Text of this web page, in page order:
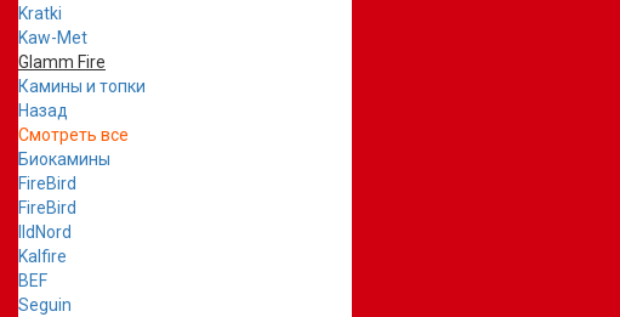
Kratki
Kaw-Met
Glamm Fire
Камины и топки
Назад
Смотреть все
Биокамины
FireBird
FireBird
IldNord
Kalfire
BEF
Seguin